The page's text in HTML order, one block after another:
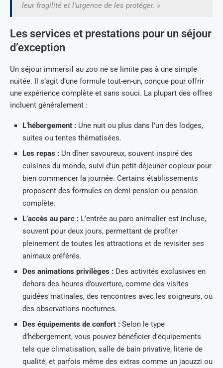
leur fragilité et l’urgence de les protéger. »
Les services et prestations pour un séjour
d’exception
Un séjour immersif au zoo ne se limite pas à une simple
nuitée. Il s’agit d’une formule tout-en-un, conçue pour offrir
une expérience complète et sans souci. La plupart des offres
incluent généralement :
L’hébergement : Une nuit ou plus dans l’un des lodges,
suites ou tentes thématisées.
Les repas : Un dîner savoureux, souvent inspiré des
cuisines du monde, suivi d’un petit-déjeuner copieux pour
bien commencer la journée. Certains établissements
proposent des formules en demi-pension ou pension
complète.
L’accès au parc : L’entrée au parc animalier est incluse,
souvent pour deux jours, permettant de profiter
pleinement de toutes les attractions et de revisiter ses
animaux préférés.
Des animations privilèges : Des activités exclusives en
dehors des heures d’ouverture, comme des visites
guidées matinales, des rencontres avec les soigneurs, ou
des observations nocturnes.
Des équipements de confort : Selon le type
d’hébergement, vous pouvez bénéficier d’équipements
tels que climatisation, salle de bain privative, literie de
qualité, et parfois même des extras comme un jacuzzi ou